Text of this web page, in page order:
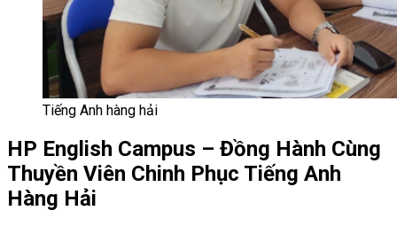
Tiếng Anh hàng hải
HP English Campus – Đồng Hành Cùng
Thuyền Viên Chinh Phục Tiếng Anh
Hàng Hải